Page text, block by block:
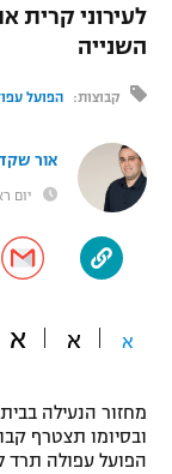
ברחבה
"מעל הליגה" –
"מחצית
משתתפים
תקנון משתתפים
תקנון עבור פעילות
טניס
גיימינג E-Sports
מכבי נתניה
בני יהודה
ליגה ברזילאית
ספורט אולימפי
UFC
היאבקות WWE
אופניים
ספורט מוטורי
בייסבול MLB
לעירוני
השנייה
קבוצות: הפועל
אור
יום ראשון,
א א א
ובסיומו תצטרף
הפועל עפולה תרד